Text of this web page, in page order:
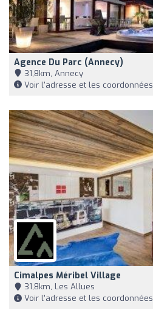
Agence Du Parc (Annecy)
31,8km, Annecy
Voir l'adresse et les coordonnées
Cimalpes Méribel Village
31,8km, Les Allues
Voir l'adresse et les coordonnées